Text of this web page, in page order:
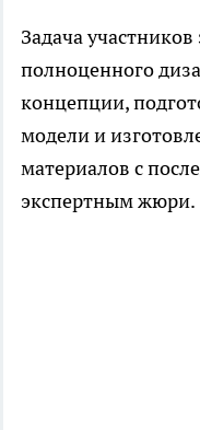
Задача
полноценного
концепции,
модели и
материалов с
экспертным жюри.